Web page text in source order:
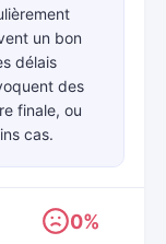
un bon
délais
des
finale, ou
cas.
0%